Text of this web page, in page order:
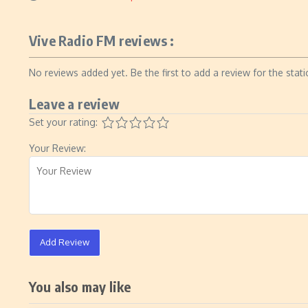
Vive Radio FM reviews :
No reviews added yet. Be the first to add a review for the
Leave a review
Set your rating:
Your Review:
Add Review
You also may like